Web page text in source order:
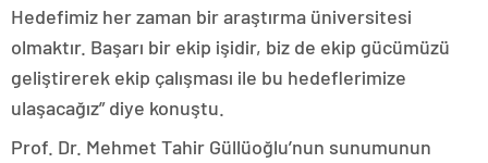
Hedefimiz her zaman bir araştırma üniversitesi
olmaktır. Başarı bir ekip işidir, biz de ekip gücümüzü
geliştirerek ekip çalışması ile bu hedeflerimize
ulaşacağız” diye konuştu.
Prof. Dr. Mehmet Tahir Güllüoğlu’nun sunumunun